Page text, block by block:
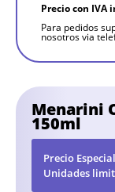
Menarini
150ml
Precio
Unidades
Precio con IVA
Para pedidos
nosotros via